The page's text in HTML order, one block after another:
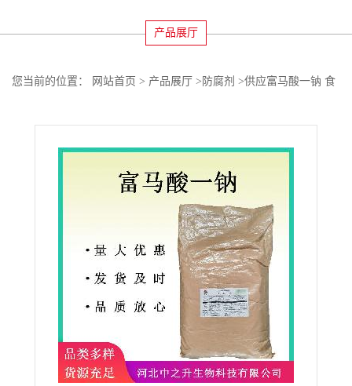
产品展厅
您当前的位置： 网站首页 > 产品展厅 > 防腐剂 >供应富马酸一钠 食